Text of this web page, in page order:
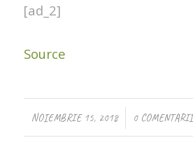
[ad_2]
Source
NOIEMBRIE 15, 2018
/ 0 COMENTARII
/